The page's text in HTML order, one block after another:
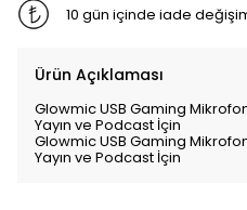
10 gün içinde iade
Ürün Açıklaması
Glowmic USB Gaming
Yayın ve Podcast İçin
Glowmic USB Gaming
Yayın ve Podcast İçin